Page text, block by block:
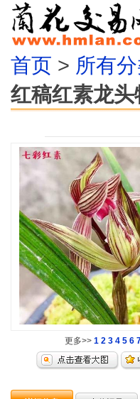
首页 > 所有
红稿红素龙
更多>> 1 2 3 4 5 6